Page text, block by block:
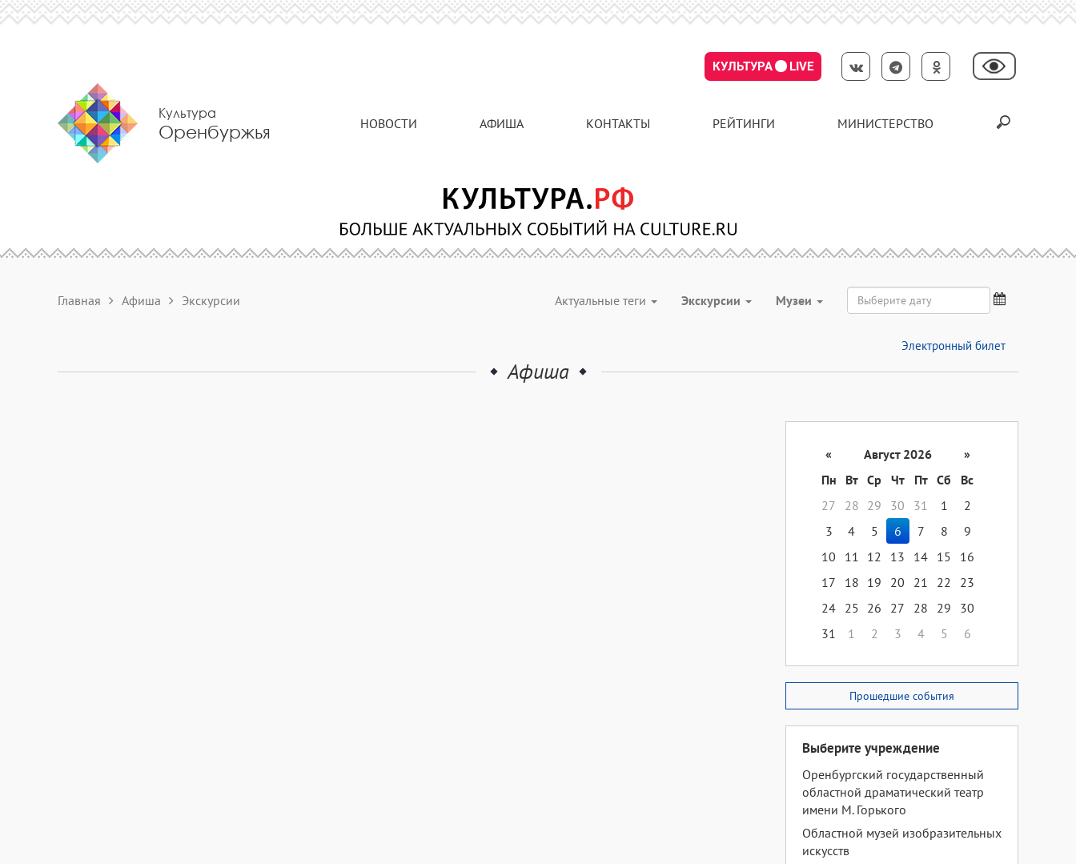
КУЛЬТУРА LIVE
Культура
Оренбуржья НОВОСТИ АФИША КОНТАКТЫ РЕЙТИНГИ МИНИСТЕРСТВО
Главная Афиша Экскурсии Актуальные теги Экскурсии Музеи
Электронный билет
Афиша
« Август 2026
»
Пн
Вт Ср Чт Пт Сб
Вс
27
28 29 30 31 1
2
3
4 5 6 7 8
9
10
11 12 13 14 15
16
17
18 19 20 21 22
23
24 25 26 27 28 29
30
31
1 2 3 4 5 6
Прошедшие события
Выберите учреждение
Оренбургский государственный
областной драматический театр
имени М. Горького
Областной музей изобразительных
искусств